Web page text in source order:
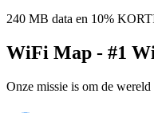
240 MB data en 10%
WiFi Map - #1
Onze missie is om de